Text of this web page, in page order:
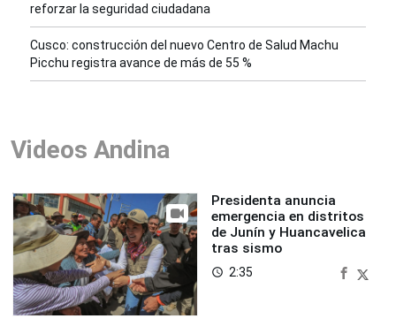
reforzar la seguridad ciudadana
Cusco: construcción del nuevo Centro de Salud Machu
Picchu registra avance de más de 55 %
Videos Andina
Presidenta anuncia
emergencia en distritos
de Junín y Huancavelica
tras sismo
access_time 2:35